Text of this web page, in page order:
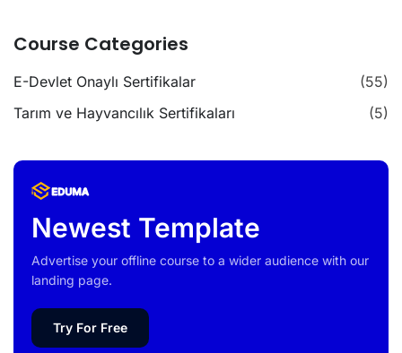
Course Categories
E-Devlet Onaylı Sertifikalar
(55)
Tarım ve Hayvancılık Sertifikaları
(5)
Newest Template
Advertise your offline course to a wider audience with our
landing page.
Try For Free